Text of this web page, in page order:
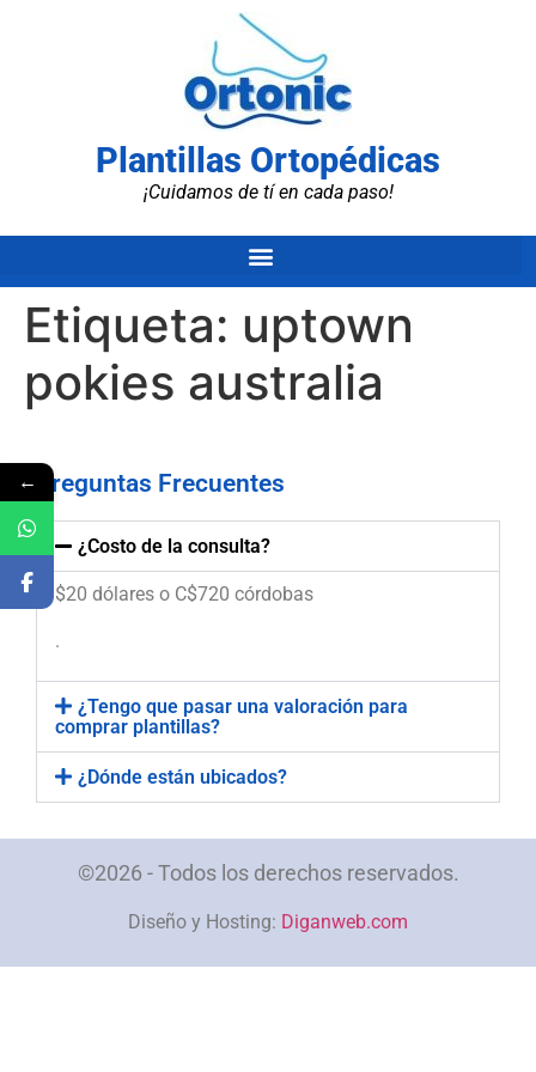
Plantillas Ortopédicas
¡Cuidamos de tí en cada paso!
Etiqueta: uptown
pokies australia
Preguntas Frecuentes
¿Costo de la consulta?
$20 dólares o C$720 córdobas
.
¿Tengo que pasar una valoración para
comprar plantillas?
¿Dónde están ubicados?
©2026 - Todos los derechos reservados.
Diseño y Hosting: Diganweb.com
←